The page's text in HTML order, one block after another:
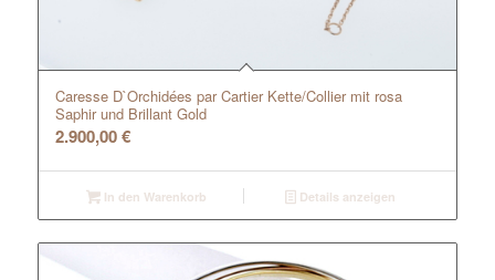
Caresse D`Orchidées par Cartier Kette/Collier mit rosa
Saphir und Brillant Gold
2.900,00€
In den Warenkorb Details anzeigen